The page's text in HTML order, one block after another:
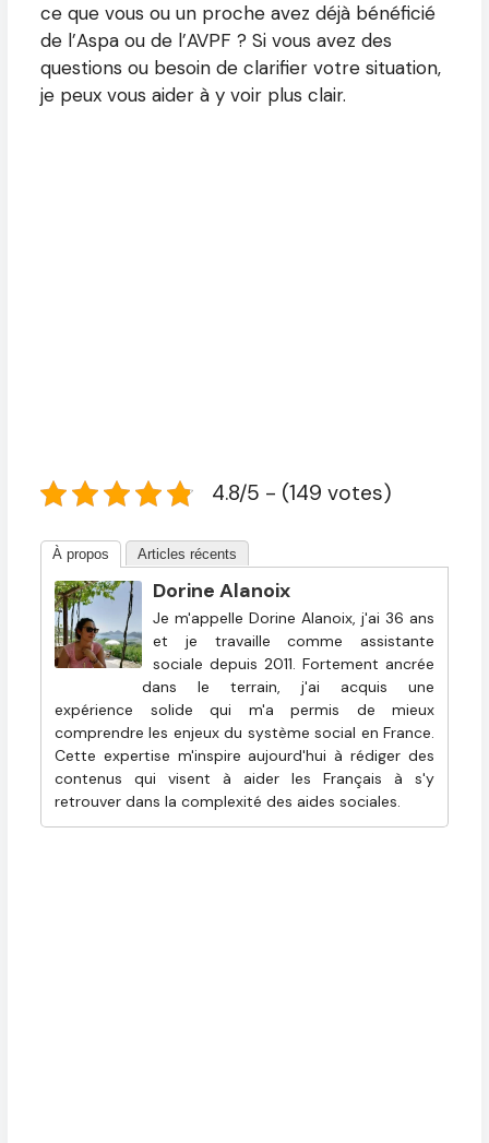
ce que vous ou un proche avez déjà bénéficié
de l’Aspa ou de l’AVPF ? Si vous avez des
questions ou besoin de clarifier votre situation,
je peux vous aider à y voir plus clair.
4.8/5 - (149 votes)
À propos Articles récents
Dorine Alanoix
Je m'appelle Dorine Alanoix, j'ai 36 ans
et je travaille comme assistante
sociale depuis 2011. Fortement ancrée
dans le terrain, j'ai acquis une
expérience solide qui m'a permis de mieux
comprendre les enjeux du système social en France.
Cette expertise m'inspire aujourd'hui à rédiger des
contenus qui visent à aider les Français à s'y
retrouver dans la complexité des aides sociales.